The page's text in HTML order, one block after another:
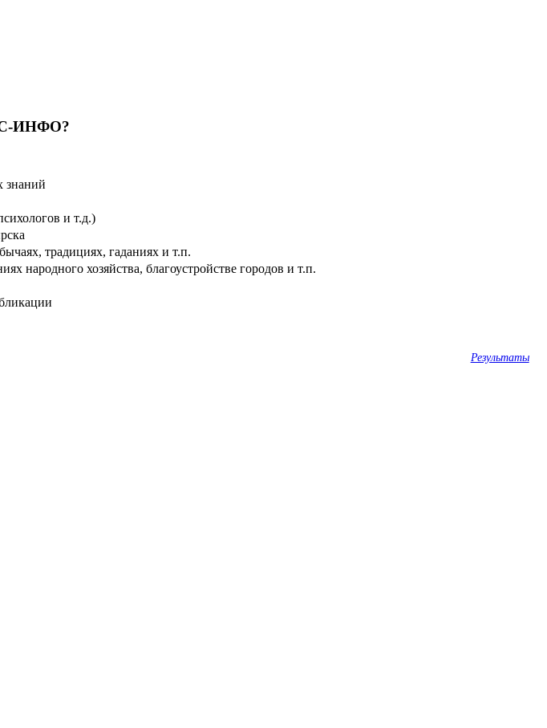
ИНФО?
знаний
и т.д.)
традициях, гаданиях и т.п.
народного хозяйства, благоустройстве городов и т.п.
Результаты